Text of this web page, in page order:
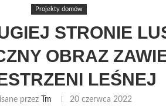
Projekty domów
STRONIE
OBRAZ
LEŚNEJ
przez Tm 20 czerwca 2022